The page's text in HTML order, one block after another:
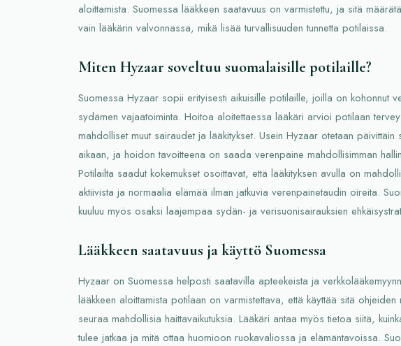
aloittamista. Suomessa lääkkeen saatavuus on varmistettu, ja sitä
vain lääkärin valvonnassa, mikä lisää turvallisuuden tunnetta potilaissa.
Miten Hyzaar soveltuu suomalaisille potilaille?
Suomessa Hyzaar sopii erityisesti aikuisille potilaille, joilla on kohonnut
sydämen vajaatoiminta. Hoitoa aloitettaessa lääkäri arvioi potilaan
mahdolliset muut sairaudet ja lääkitykset. Usein Hyzaar otetaan päivittäin
aikaan, ja hoidon tavoitteena on saada verenpaine mahdollisimman
Potilailta saadut kokemukset osoittavat, että lääkityksen avulla on
aktiivista ja normaalia elämää ilman jatkuvia verenpainetaudin oireita.
kuuluu myös osaksi laajempaa sydän- ja verisuonisairauksien
Lääkkeen saatavuus ja käyttö Suomessa
Hyzaar on Suomessa helposti saatavilla apteekeista ja
lääkkeen aloittamista potilaan on varmistettava, että käyttää sitä ohjeiden
seuraa mahdollisia haittavaikutuksia. Lääkäri antaa myös tietoa siitä,
tulee jatkaa ja mitä ottaa huomioon ruokavaliossa ja elämäntavoissa.